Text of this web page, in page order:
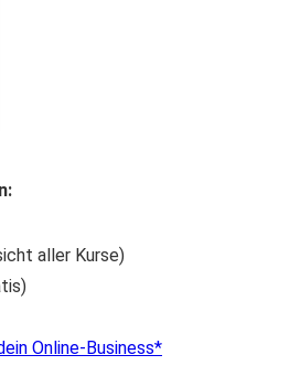
aller Kurse)
Online-Business